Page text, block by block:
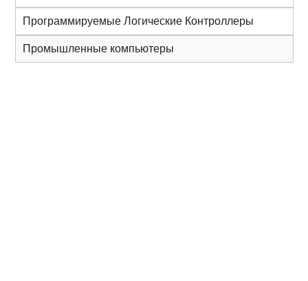
Программируемые Логические Контроллеры
Промышленные компьютеры